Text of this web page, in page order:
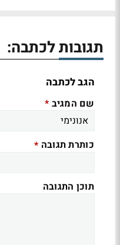
תגובות לכתבה:
הגב לכתבה
שם המגיב *
כותרת תגובה *
תוכן התגובה